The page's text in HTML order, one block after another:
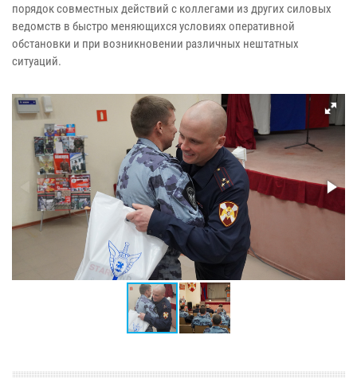
порядок совместных действий с коллегами из других силовых
ведомств в быстро меняющихся условиях оперативной
обстановки и при возникновении различных нештатных
ситуаций.